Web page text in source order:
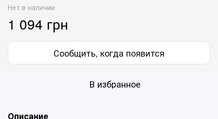
Нет в наличии
1 094 грн
Сообщить, когда появится
В избранное
Описание